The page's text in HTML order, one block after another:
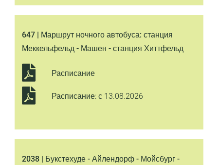
647 | Маршрут ночного автобуса: станция
Меккельфельд - Машен - станция Хиттфельд
Расписание
Расписание: с 13.08.2026
2038 | Букстехуде - Айлендорф - Мойсбург -